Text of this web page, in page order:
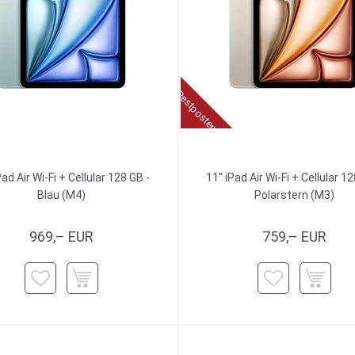
Air Wi-Fi + Cellular 128 GB -
Blau (M4)
969,– EUR
Restposten
11" iPad Air Wi-Fi + Cellular
Polarstern (M3)
759,– EUR